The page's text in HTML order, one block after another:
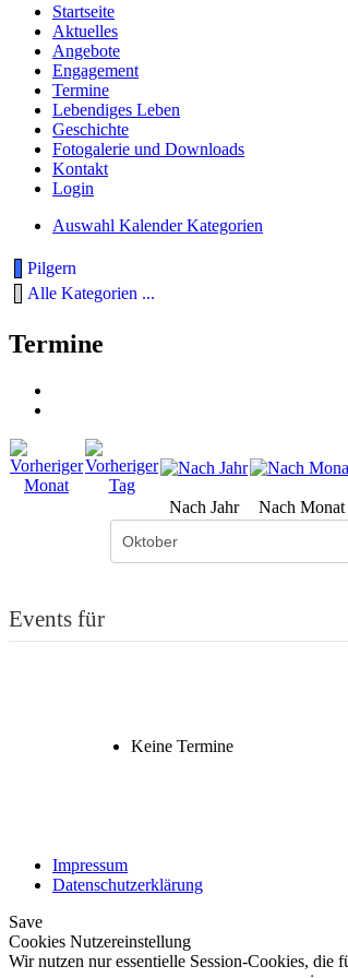
Startseite
Aktuelles
Angebote
Engagement
Termine
Lebendiges Leben
Geschichte
Fotogalerie und Downloads
Kontakt
Login
Auswahl Kalender Kategorien
Pilgern
Alle Kategorien ...
Termine
Nach Jahr Nach Monat
Events für
Keine Termine
Impressum
Datenschutzerklärung
Save
Cookies Nutzereinstellung
Wir nutzen nur essentielle Session-Cookies, die